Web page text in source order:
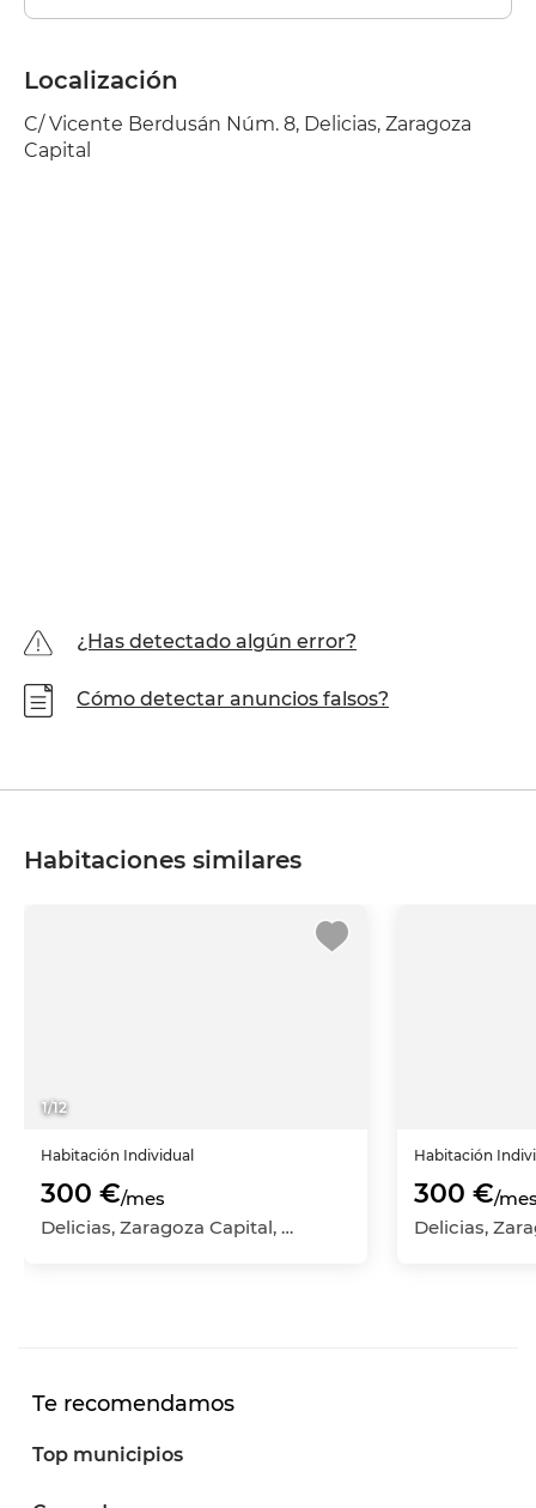
Localización
C/ Vicente Berdusán Núm. 8, Delicias, Zaragoza
Capital
¿Has detectado algún error?
Cómo detectar anuncios falsos?
Habitaciones similares
1/12
Habitación Individual
300 €/mes
Delicias, Zaragoza Capital, Zaragoza
Habitación
300 €/
Te recomendamos
Top municipios